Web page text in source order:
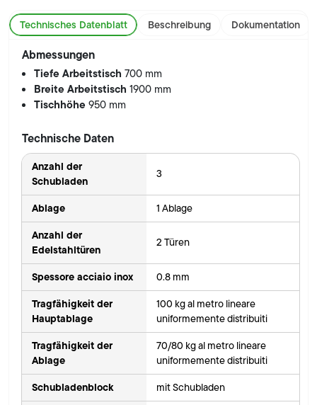
Technisches Datenblatt Beschreibung Dokumentation
Abmessungen
Tiefe Arbeitstisch700 mm
Breite Arbeitstisch1900 mm
Tischhöhe950 mm
Technische Daten
Anzahl der
Schubladen
3
Ablage 1 Ablage
Anzahl der
Edelstahltüren
2 Türen
Spessore acciaio inox 0.8 mm
Tragfähigkeit der
Hauptablage
100 kg al metro lineare
uniformemente distribuiti
Tragfähigkeit der
Ablage
70/80 kg al metro lineare
uniformemente distribuiti
Schubladenblock mit Schubladen